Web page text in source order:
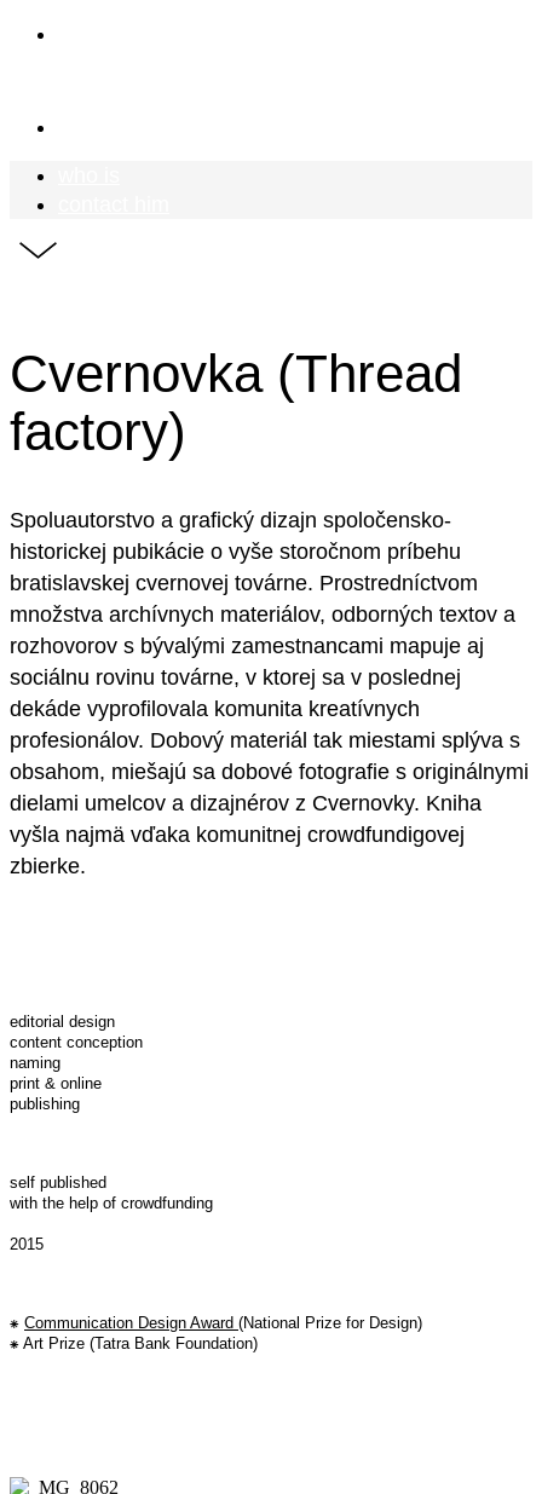
Cvernovka (Thread
factory)
Spoluautorstvo a grafický dizajn spoločensko-
historickej pubikácie o vyše storočnom príbehu
bratislavskej cvernovej továrne. Prostredníctvom
množstva archívnych materiálov, odborných textov a
rozhovorov s bývalými zamestnancami mapuje aj
sociálnu rovinu továrne, v ktorej sa v poslednej
dekáde vyprofilovala komunita kreatívnych
profesionálov. Dobový materiál tak miestami splýva s
obsahom, miešajú sa dobové fotografie s originálnymi
dielami umelcov a dizajnérov z Cvernovky. Kniha
vyšla najmä vďaka komunitnej crowdfundigovej
zbierke.
editorial design
content conception
naming
print & online
publishing
self published
with the help of crowdfunding
2015
⁕ Communication Design Award (National Prize for Design)
⁕ Art Prize (Tatra Bank Foundation)